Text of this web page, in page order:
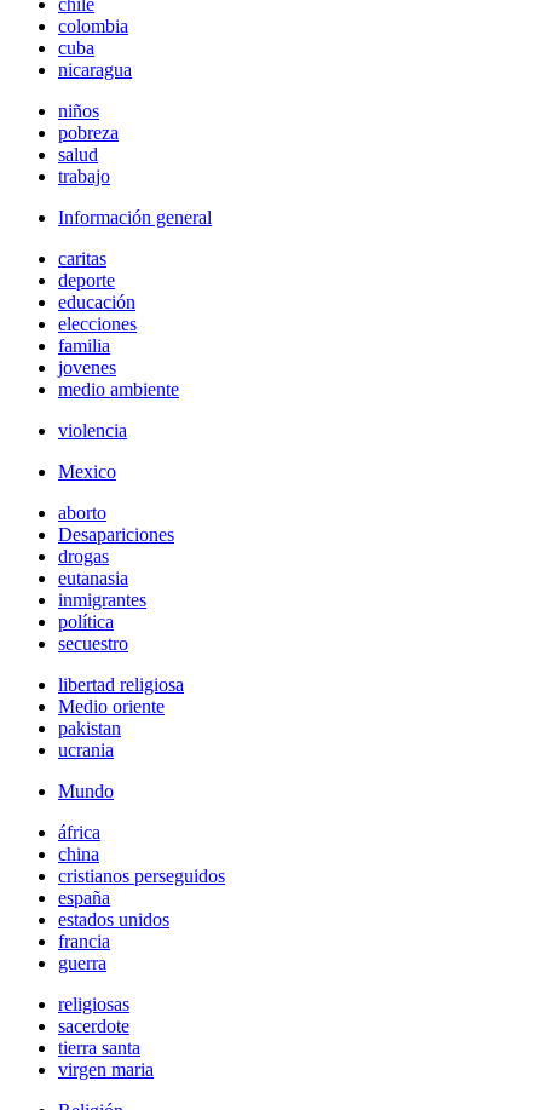
chile
colombia
cuba
nicaragua
niños
pobreza
salud
trabajo
Información general
caritas
deporte
educación
elecciones
familia
jovenes
medio ambiente
violencia
Mexico
aborto
Desapariciones
drogas
eutanasia
inmigrantes
política
secuestro
libertad religiosa
Medio oriente
pakistan
ucrania
Mundo
áfrica
china
cristianos perseguidos
españa
estados unidos
francia
guerra
religiosas
sacerdote
tierra santa
virgen maria